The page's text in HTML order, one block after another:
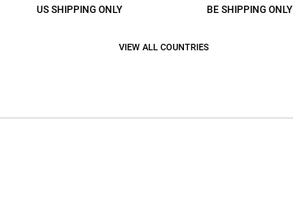
4
US SHIPPING ONLY BE SHIPPING ONLY
VIEW ALL COUNTRIES